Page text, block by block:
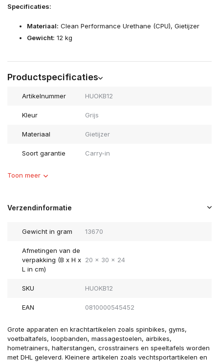
Specificaties:
Materiaal: Clean Performance Urethane (CPU), Gietijzer
Gewicht: 12 kg
Productspecificaties
Artikelnummer HUOKB12
Kleur Grijs
Materiaal Gietijzer
Soort garantie Carry-in
Toon meer
Verzendinformatie
Gewicht in gram 13670
Afmetingen van de
verpakking (B x H x
L in cm)
20 x 30 x 24
SKU HUOKB12
EAN 0810000545452
Grote apparaten en krachtartikelen zoals spinbikes, gyms,
voetbaltafels, loopbanden, massagestoelen, airbikes,
hometrainers, halterstangen, crosstrainers en speeltafels worden
met DHL geleverd. Kleinere artikelen zoals vechtsportartikelen en